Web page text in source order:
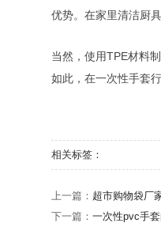
优势。在家里清洁厨
当然，使用TPE材料
如此，在一次性手套
相关标签：
上一篇： 超市购物袋厂
下一篇： 一次性pvc手